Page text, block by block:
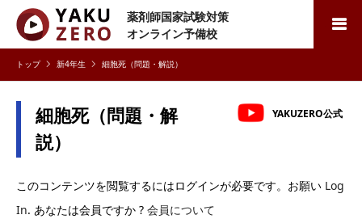
薬剤師国家試験対策
オンライン予備校
検索
新4年生 細胞死（問題・解説）
細胞死（問題・解
説）
YAKUZERO公式
このコンテンツを閲覧するにはログインが必要です。お願い Log
In. あなたは会員ですか ? 会員について